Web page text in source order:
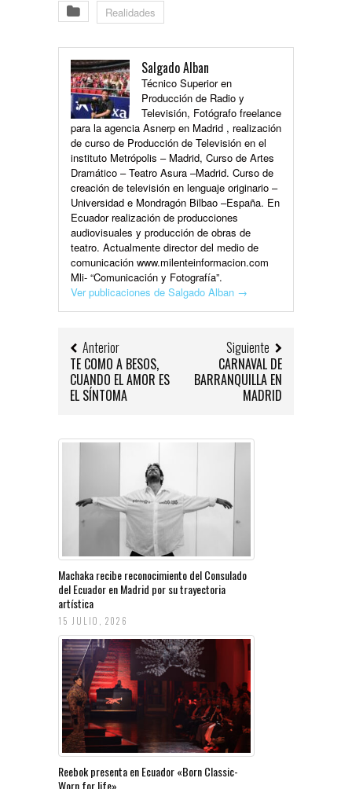
Realidades
Salgado Alban
Técnico Superior en
Producción de Radio y
Televisión, Fotógrafo freelance
para la agencia Asnerp en Madrid , realización
de curso de Producción de Televisión en el
instituto Metrópolis – Madrid, Curso de Artes
Dramático – Teatro Asura –Madrid. Curso de
creación de televisión en lenguaje originario –
Universidad e Mondragón Bilbao –España. En
Ecuador realización de producciones
audiovisuales y producción de obras de
teatro. Actualmente director del medio de
comunicación www.milenteinformacion.com
Mli- “Comunicación y Fotografía”.
Ver publicaciones de Salgado Alban →
Anterior
TE COMO A BESOS,
CUANDO EL AMOR ES
EL SÍNTOMA
Siguiente
CARNAVAL DE
BARRANQUILLA EN
MADRID
Machaka recibe reconocimiento del Consulado
del Ecuador en Madrid por su trayectoria
artística
15 JULIO, 2026
Reebok presenta en Ecuador «Born Classic-
Worn for life»